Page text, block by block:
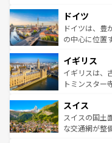
せる。地方に
ンテンツ一覧
で、幅広い魅
聖堂、美しい
から魅了する
いる。シャン
香り高いラベ
らに、パリ以
れる地方に足
を参照してほ
ドイツ
ドイツは、豊
の中心に位置
顔を持つこの
ルリンの文化
してライン川
は、お酒好きな人
ドイツ情報は
イギリス
イギリスは、
トミンスター
リアごとに異
ティー、ビー
戦など、本場
スイス
スイスの国土
な交通網が整